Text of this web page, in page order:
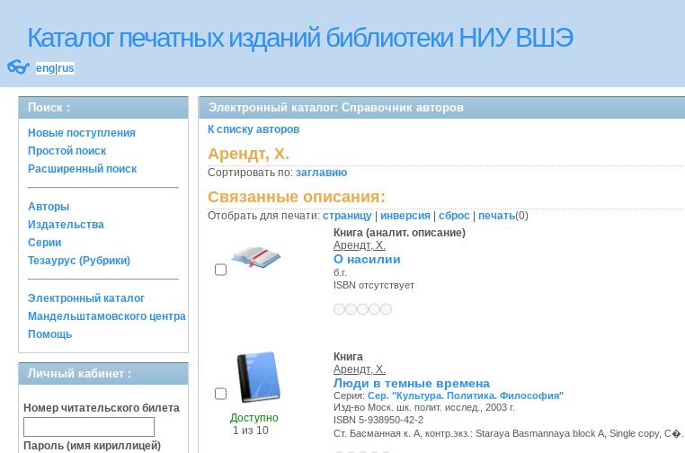
Каталог печатных изданий библиотеки НИУ ВШЭ
👓 eng rus
Поиск :
Новые поступления
Простой поиск
Расширенный поиск
Авторы
Издательства
Серии
Тезаурус (Рубрики)
Электронный каталог
Мандельштамовского центра
Помощь
Личный кабинет :
Номер читательского билета
Пароль (имя кириллицей)
Электронный каталог: Справочник авторов
К списку авторов
Арендт, Х.
Сортировать по: заглавию
Связанные описания:
Отобрать для печати: страницу инверсия сброс печать(0)
Книга (аналит. описание)
Арендт, Х.
О насилии
б.г.
ISBN отсутствует
Доступно
1 из 10
Книга
Арендт, Х.
Люди в темные времена
Серия: Сер. "Культура. Политика. Философия"
Изд-во Моск. шк. полит. исслед., 2003 г.
ISBN 5-938950-42-2
Ст. Басманная к. А, контр.экз.: Staraya Basmannaya block A, Single copy, С�...